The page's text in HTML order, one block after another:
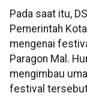
Pada saat itu,
Pemerintah
mengenai
Paragon Mal.
mengimbau
festival